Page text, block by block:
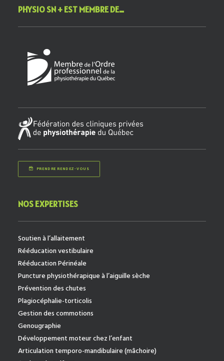
PHYSIO SN + EST MEMBRE DE…
PRENDRE RENDEZ-VOUS
NOS EXPERTISES
Soutien à l’allaitement
Rééducation vestibulaire
Rééducation Périnéale
Puncture physiothérapique à l’aiguille sèche
Prévention des chutes
Plagiocéphalie-torticolis
Gestion des commotions
Genougraphie
Développement moteur chez l’enfant
Articulation temporo-mandibulaire (mâchoire)